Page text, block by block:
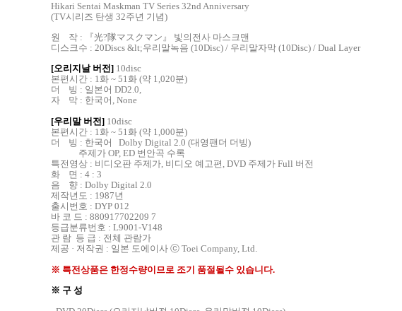
Hikari Sentai Maskman TV Series 32nd Anniversary
(TV시리즈 탄생 32주년 기념)
원 작 : 『光?隊マスクマン』 빛의전사 마스크맨
디스크수 : 20Discs &lt;우리말녹음 (10Disc) / 우리말자막 (10Disc) / Dual Layer
[오리지날 버전] 10disc
본편시간 : 1화 ~ 51화 (약 1,020분)
더 빙 : 일본어 DD2.0,
자 막 : 한국어, None
[우리말 버전] 10disc
본편시간 : 1화 ~ 51화 (약 1,000분)
더 빙 : 한국어 Dolby Digital 2.0 (대영팬더 더빙)
주제가 OP, ED 번안곡 수록
특전영상 : 비디오판 주제가, 비디오 예고편, DVD 주제가 Full 버전
화 면 : 4 : 3
음 향 : Dolby Digital 2.0
제작년도 : 1987년
출시번호 : DYP 012
바 코 드 : 880917702209 7
등급분류번호 : L9001-V148
관 람 등 급 : 전체 관람가
제공 · 저작권 : 일본 도에이사 ⓒ Toei Company, Ltd.
※ 특전상품은 한정수량이므로 조기 품절될수 있습니다.
※ 구 성